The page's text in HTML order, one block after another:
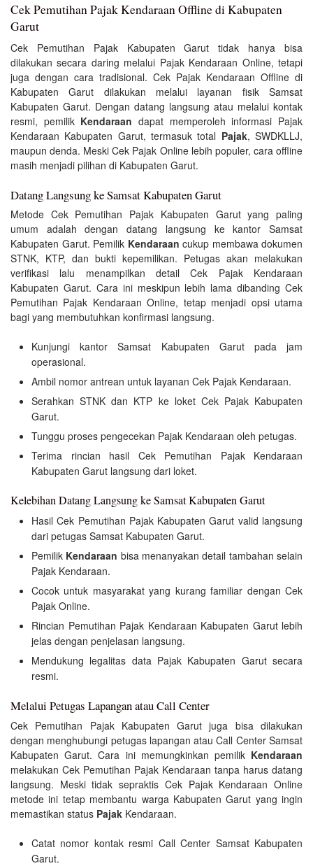
Cek Pemutihan Pajak Kendaraan Offline di Kabupaten
Garut
Cek Pemutihan Pajak Kabupaten Garut tidak hanya bisa
dilakukan secara daring melalui Pajak Kendaraan Online, tetapi
juga dengan cara tradisional. Cek Pajak Kendaraan Offline di
Kabupaten Garut dilakukan melalui layanan fisik Samsat
Kabupaten Garut. Dengan datang langsung atau melalui kontak
resmi, pemilik Kendaraan dapat memperoleh informasi Pajak
Kendaraan Kabupaten Garut, termasuk total Pajak, SWDKLLJ,
maupun denda. Meski Cek Pajak Online lebih populer, cara offline
masih menjadi pilihan di Kabupaten Garut.
Datang Langsung ke Samsat Kabupaten Garut
Metode Cek Pemutihan Pajak Kabupaten Garut yang paling
umum adalah dengan datang langsung ke kantor Samsat
Kabupaten Garut. Pemilik Kendaraan cukup membawa dokumen
STNK, KTP, dan bukti kepemilikan. Petugas akan melakukan
verifikasi lalu menampilkan detail Cek Pajak Kendaraan
Kabupaten Garut. Cara ini meskipun lebih lama dibanding Cek
Pemutihan Pajak Kendaraan Online, tetap menjadi opsi utama
bagi yang membutuhkan konfirmasi langsung.
Kunjungi kantor Samsat Kabupaten Garut pada jam
operasional.
Ambil nomor antrean untuk layanan Cek Pajak Kendaraan.
Serahkan STNK dan KTP ke loket Cek Pajak Kabupaten
Garut.
Tunggu proses pengecekan Pajak Kendaraan oleh petugas.
Terima rincian hasil Cek Pemutihan Pajak Kendaraan
Kabupaten Garut langsung dari loket.
Kelebihan Datang Langsung ke Samsat Kabupaten Garut
Hasil Cek Pemutihan Pajak Kabupaten Garut valid langsung
dari petugas Samsat Kabupaten Garut.
Pemilik Kendaraan bisa menanyakan detail tambahan selain
Pajak Kendaraan.
Cocok untuk masyarakat yang kurang familiar dengan Cek
Pajak Online.
Rincian Pemutihan Pajak Kendaraan Kabupaten Garut lebih
jelas dengan penjelasan langsung.
Mendukung legalitas data Pajak Kabupaten Garut secara
resmi.
Melalui Petugas Lapangan atau Call Center
Cek Pemutihan Pajak Kabupaten Garut juga bisa dilakukan
dengan menghubungi petugas lapangan atau Call Center Samsat
Kabupaten Garut. Cara ini memungkinkan pemilik Kendaraan
melakukan Cek Pemutihan Pajak Kendaraan tanpa harus datang
langsung. Meski tidak sepraktis Cek Pajak Kendaraan Online
metode ini tetap membantu warga Kabupaten Garut yang ingin
memastikan status Pajak Kendaraan.
Catat nomor kontak resmi Call Center Samsat Kabupaten
Garut.